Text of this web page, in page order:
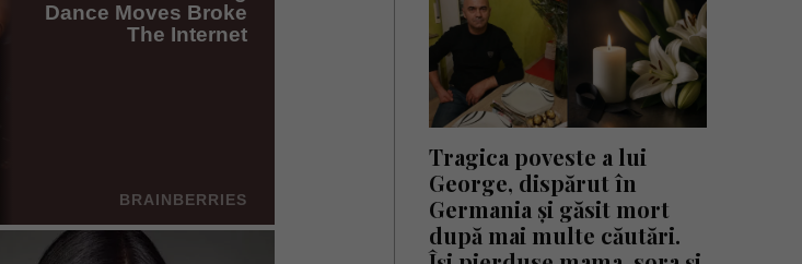
Tragica poveste a lui
George, dispărut în
Germania și găsit mort
după mai multe căutări.